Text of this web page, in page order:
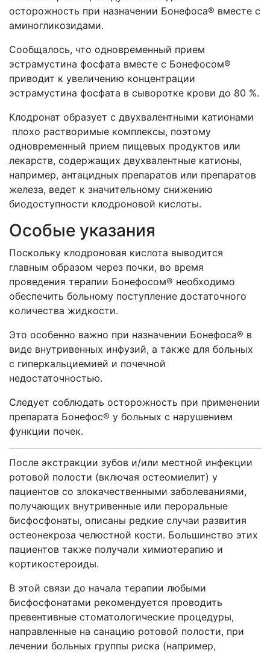
осторожность при назначении Бонефоса® вместе с
аминогликозидами.
Сообщалось, что одновременный прием
эстрамустина фосфата вместе с Бонефосом®
приводит к увеличению концентрации
эстрамустина фосфата в сыворотке крови до 80 %.
Клодронат образует с двухвалентными катионами
плохо растворимые комплексы, поэтому
одновременный прием пищевых продуктов или
лекарств, содержащих двухвалентные катионы,
например, антацидных препаратов или препаратов
железа, ведет к значительному снижению
биодоступности клодроновой кислоты.
Особые указания
Поскольку клодроновая кислота выводится
главным образом через почки, во время
проведения терапии Бонефосом® необходимо
обеспечить больному поступление достаточного
количества жидкости.
Это особенно важно при назначении Бонефоса® в
виде внутривенных инфузий, а также для больных
с гиперкальциемией и почечной
недостаточностью.
Следует соблюдать осторожность при применении
препарата Бонефос® у больных с нарушением
функции почек.
После экстракции зубов и/или местной инфекции
ротовой полости (включая остеомиелит) у
пациентов со злокачественными заболеваниями,
получающих внутривенные или пероральные
бисфосфонаты, описаны редкие случаи развития
остеонекроза челюстной кости. Большинство этих
пациентов также получали химиотерапию и
кортикостероиды.
В этой связи до начала терапии любыми
бисфосфонатами рекомендуется проводить
превентивные стоматологические процедуры,
направленные на санацию ротовой полости, при
лечении больных группы риска (например,